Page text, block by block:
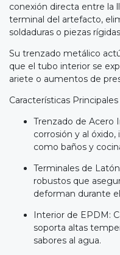
conexión directa entre la
terminal del artefacto,
soldaduras o piezas
Su trenzado metálico
que el tubo interior se
ariete o aumentos de
Características Principales
Trenzado de Acero
corrosión y al
como baños y
Terminales de
robustos que
deforman durante
Interior de EPDM:
soporta altas
sabores al agua.